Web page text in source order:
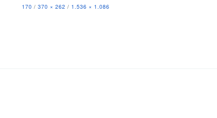
170 / 370 × 262 / 1.536 × 1.086